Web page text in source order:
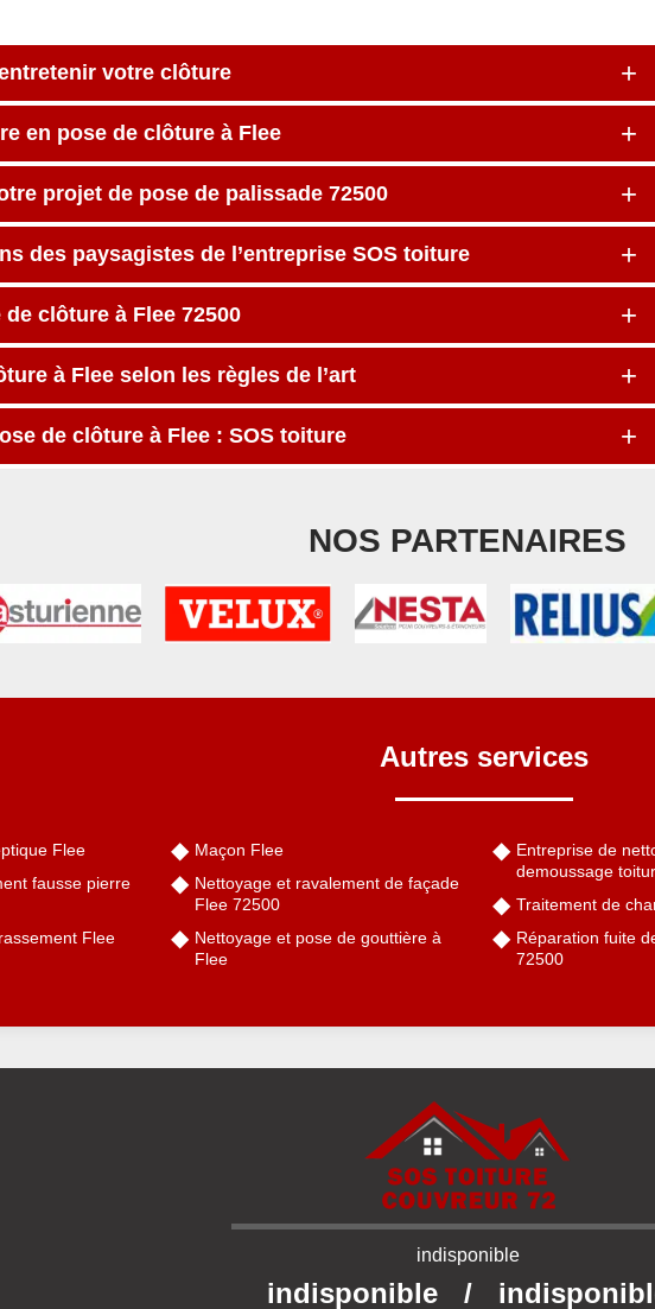
votre clôture
en pose de clôture à Flee
projet de pose de palissade 72500
des paysagistes de l’entreprise SOS toiture
clôture à Flee 72500
à Flee selon les règles de l’art
de clôture à Flee : SOS toiture
NOS PARTENAIRES
Autres services
Flee
fausse pierre
Flee
Maçon Flee
Nettoyage et ravalement de façade
Flee 72500
Nettoyage et pose de gouttière à
Flee
Entreprise de
demoussage
Traitement de
Réparation fuite
72500
indisponible
indisponible /